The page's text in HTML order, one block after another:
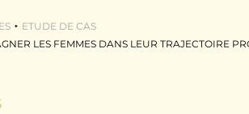
ETUDE DE CAS
LES FEMMES DANS LEUR TRAJECTOIRE